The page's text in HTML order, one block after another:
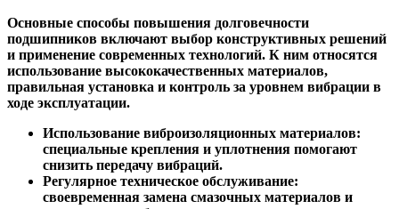
Основные способы повышения долговечности
подшипников включают выбор конструктивных решений
и применение современных технологий. К ним относятся
использование высококачественных материалов,
правильная установка и контроль за уровнем вибрации в
ходе эксплуатации.
Использование виброизоляционных материалов:
специальные крепления и уплотнения помогают
снизить передачу вибраций.
Регулярное техническое обслуживание:
своевременная замена смазочных материалов и